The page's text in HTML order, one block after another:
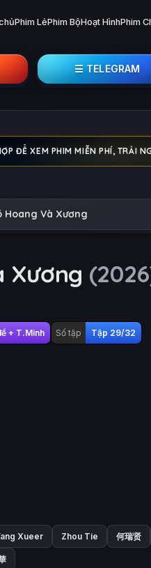
Phim LẻPhim BộHoạt HìnhPhim
☰ TELEGRAM
ĐỂ XEM PHIM MIỄN PHÍ, TRẢI
Hoang Và Xương
Xương
+ T.Minh Số tập Tập 29/32
Xueer Zhou Tie 何瑞贤